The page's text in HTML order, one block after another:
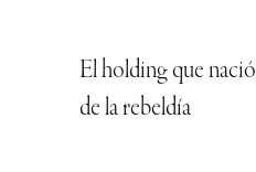
El holding que nació
de la rebeldía